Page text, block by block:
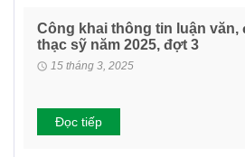
Công khai thông tin luận văn,
thạc sỹ năm 2025, đợt 3
15 tháng 3, 2025
Đọc tiếp